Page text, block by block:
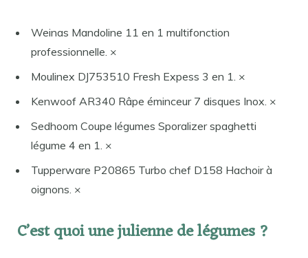
Weinas Mandoline 11 en 1 multifonction
professionnelle. ×
Moulinex DJ753510 Fresh Expess 3 en 1. ×
Kenwoof AR340 Râpe éminceur 7 disques Inox. ×
Sedhoom Coupe légumes Sporalizer spaghetti
légume 4 en 1. ×
Tupperware P20865 Turbo chef D158 Hachoir à
oignons. ×
C’est quoi une julienne de légumes ?